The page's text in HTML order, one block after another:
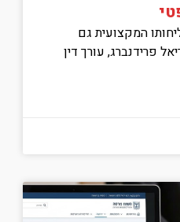
המקצועית גם
פרידנברג, עורך דין